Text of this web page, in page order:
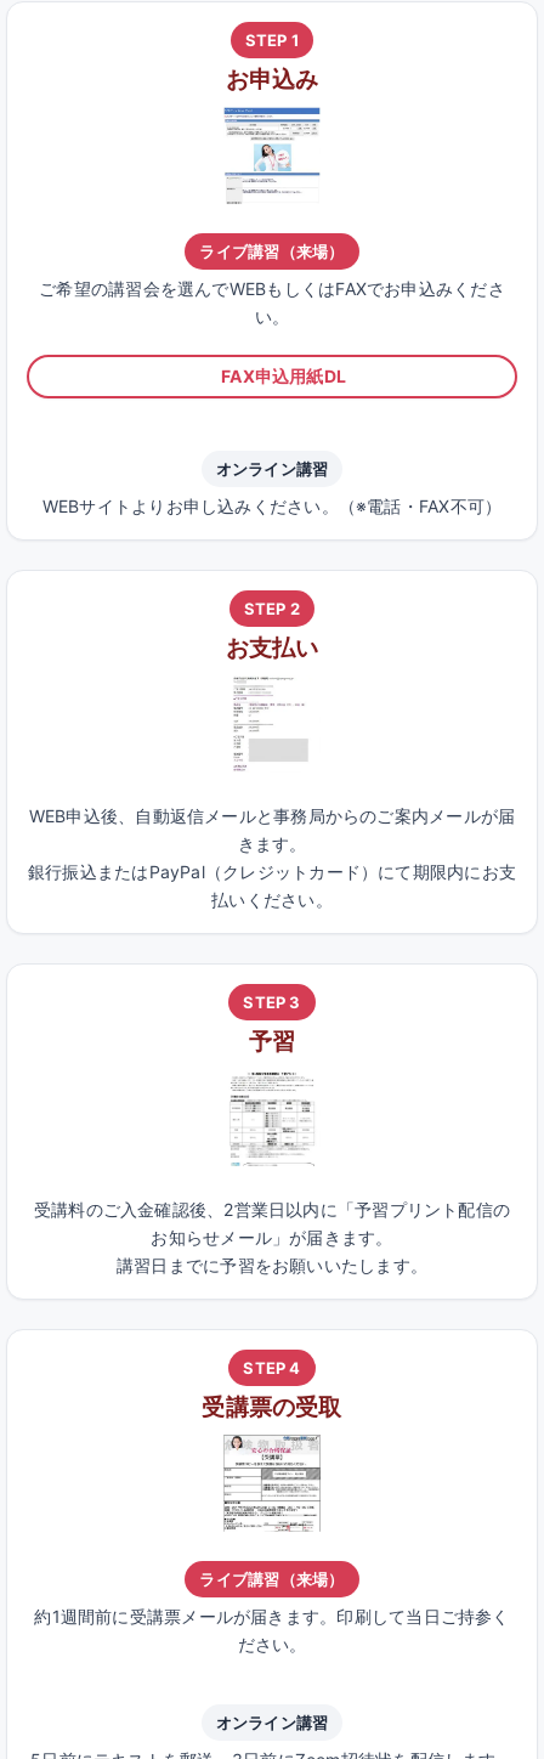
STEP 1
お申込み
ライブ講習（来場）
ご希望の講習会を選んでWEBもしくはFAXでお申込みくださ
い。
FAX申込用紙DL
オンライン講習
WEBサイトよりお申し込みください。（※電話・FAX不可）
STEP 2
お支払い
WEB申込後、自動返信メールと事務局からのご案内メールが届
きます。
銀行振込またはPayPal（クレジットカード）にて期限内にお支
払いください。
STEP 3
予習
受講料のご入金確認後、2営業日以内に「予習プリント配信の
お知らせメール」が届きます。
講習日までに予習をお願いいたします。
STEP 4
受講票の受取
ライブ講習（来場）
約1週間前に受講票メールが届きます。印刷して当日ご持参く
ださい。
オンライン講習